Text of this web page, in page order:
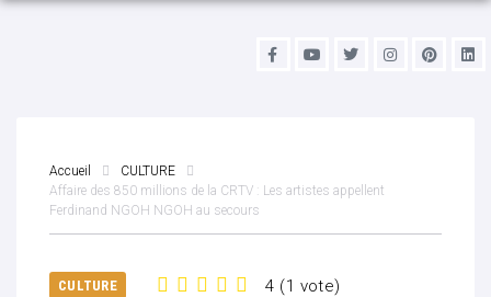
Accueil
CULTURE
Affaire des 850 millions de la CRTV : Les artistes appellent
Ferdinand NGOH NGOH au secours
CULTURE 4 (1 vote)